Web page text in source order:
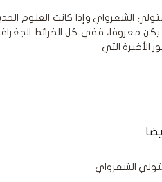
الشعرواي وإذا كانت العلوم
يكن معروفا، ففي كل الخرائط
الأخيرة التي
الشعرواي